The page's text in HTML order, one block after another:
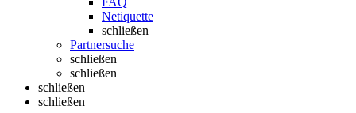
Netiquette
schließen
Partnersuche
schließen
schließen
schließen
schließen